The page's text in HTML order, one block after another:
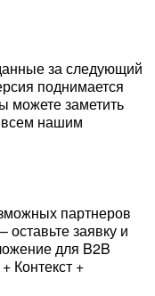
за следующий
поднимается
можете заметить
всем нашим
партнеров
заявку и
для B2B
Контекст +